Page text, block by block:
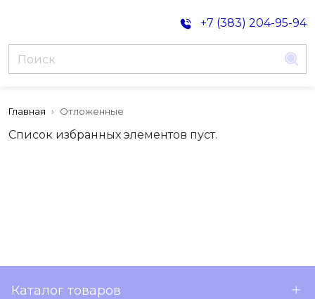
+7 (383) 204-95-94
Главная Отложенные
Список избранных элементов пуст.
Каталог товаров